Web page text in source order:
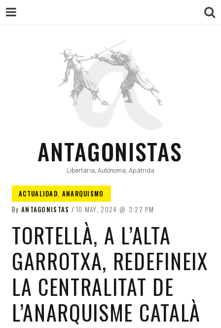
ANTAGONISTAS
Libertaria, Autónoma, Apátrida
ACTUALIDAD, ANARQUISMO
By ANTAGONISTAS 10 MAY, 2024 3:22 PM
TORTELLÀ, A L’ALTA
GARROTXA, REDEFINEIX
LA CENTRALITAT DE
L’ANARQUISME CATALÀ